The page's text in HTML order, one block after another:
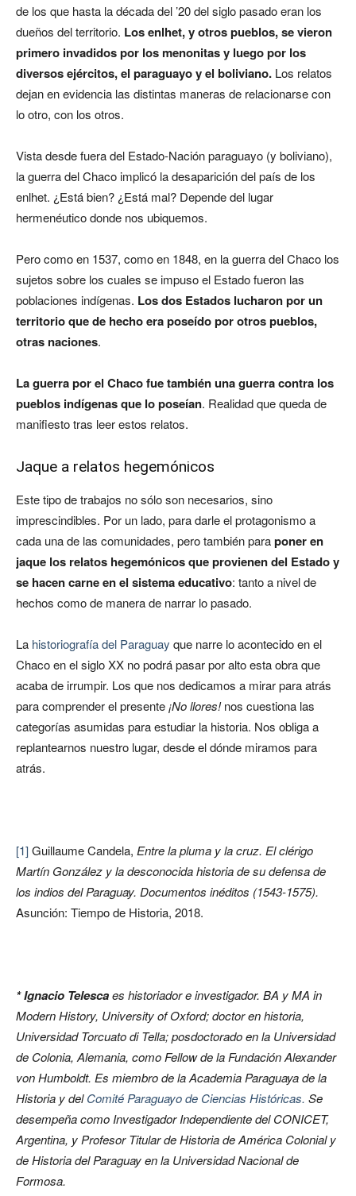
de los que hasta la década del ’20 del siglo pasado eran los
dueños del territorio. Los enlhet, y otros pueblos, se vieron
primero invadidos por los menonitas y luego por los
diversos ejércitos, el paraguayo y el boliviano. Los relatos
dejan en evidencia las distintas maneras de relacionarse con
lo otro, con los otros.
Vista desde fuera del Estado-Nación paraguayo (y boliviano),
la guerra del Chaco implicó la desaparición del país de los
enlhet. ¿Está bien? ¿Está mal? Depende del lugar
hermenéutico donde nos ubiquemos.
Pero como en 1537, como en 1848, en la guerra del Chaco los
sujetos sobre los cuales se impuso el Estado fueron las
poblaciones indígenas. Los dos Estados lucharon por un
territorio que de hecho era poseído por otros pueblos,
otras naciones.
La guerra por el Chaco fue también una guerra contra los
pueblos indígenas que lo poseían. Realidad que queda de
manifiesto tras leer estos relatos.
Jaque a relatos hegemónicos
Este tipo de trabajos no sólo son necesarios, sino
imprescindibles. Por un lado, para darle el protagonismo a
cada una de las comunidades, pero también paraponer en
jaque los relatos hegemónicos que provienen del Estado y
se hacen carne en el sistema educativo: tanto a nivel de
hechos como de manera de narrar lo pasado.
La historiografía del Paraguay que narre lo acontecido en el
Chaco en el siglo XX no podrá pasar por alto esta obra que
acaba de irrumpir. Los que nos dedicamos a mirar para atrás
para comprender el presente¡No llores!nos cuestiona las
categorías asumidas para estudiar la historia. Nos obliga a
replantearnos nuestro lugar, desde el dónde miramos para
atrás.
[1]Guillaume Candela, Entre la pluma y la cruz. El clérigo
Martín González y la desconocida historia de su defensa de
los indios del Paraguay. Documentos inéditos (1543-1575).
Asunción: Tiempo de Historia, 2018.
* Ignacio Telescaes historiador e investigador. BA y MA in
Modern History, University of Oxford; doctor en historia,
Universidad Torcuato di Tella; posdoctorado en la Universidad
de Colonia, Alemania, como Fellow de la Fundación Alexander
von Humboldt. Es miembro de la Academia Paraguaya de la
Historia y delComité Paraguayo de Ciencias Históricas. Se
desempeña como Investigador Independiente del CONICET,
Argentina, y Profesor Titular de Historia de América Colonial y
de Historia del Paraguay en la Universidad Nacional de
Formosa.